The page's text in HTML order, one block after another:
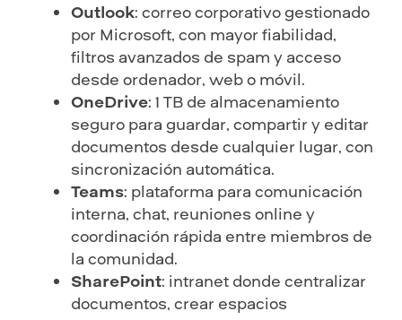
Outlook: correo corporativo gestionado
por Microsoft, con mayor fiabilidad,
filtros avanzados de spam y acceso
desde ordenador, web o móvil.
OneDrive: 1 TB de almacenamiento
seguro para guardar, compartir y editar
documentos desde cualquier lugar, con
sincronización automática.
Teams: plataforma para comunicación
interna, chat, reuniones online y
coordinación rápida entre miembros de
la comunidad.
SharePoint: intranet donde centralizar
documentos, crear espacios